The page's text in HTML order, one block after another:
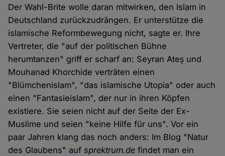
Der Wahl-Brite wolle daran mitwirken, den Islam in
Deutschland zurückzudrängen. Er unterstütze die
islamische Reformbewegung nicht, sagte er. Ihre
Vertreter, die "auf der politischen Bühne
herumtanzen" griff er scharf an: Seyran Ateş und
Mouhanad Khorchide verträten einen
"Blümchenislam", "das islamische Utopia" oder auch
einen "Fantasieislam", der nur in ihren Köpfen
existiere. Sie seien nicht auf der Seite der Ex-
Muslime und seien "keine Hilfe für uns". Vor ein
paar Jahren klang das noch anders: Im Blog "Natur
des Glaubens" aufsprektrum.de findet man ein